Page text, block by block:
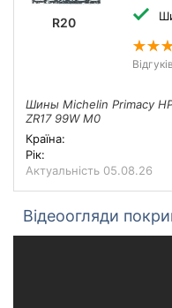
R20
Відгуків
Шины Michelin Primacy
ZR17 99W M0
Країна:
Рік:
Актуальність 05.08.26
Відеоогляди